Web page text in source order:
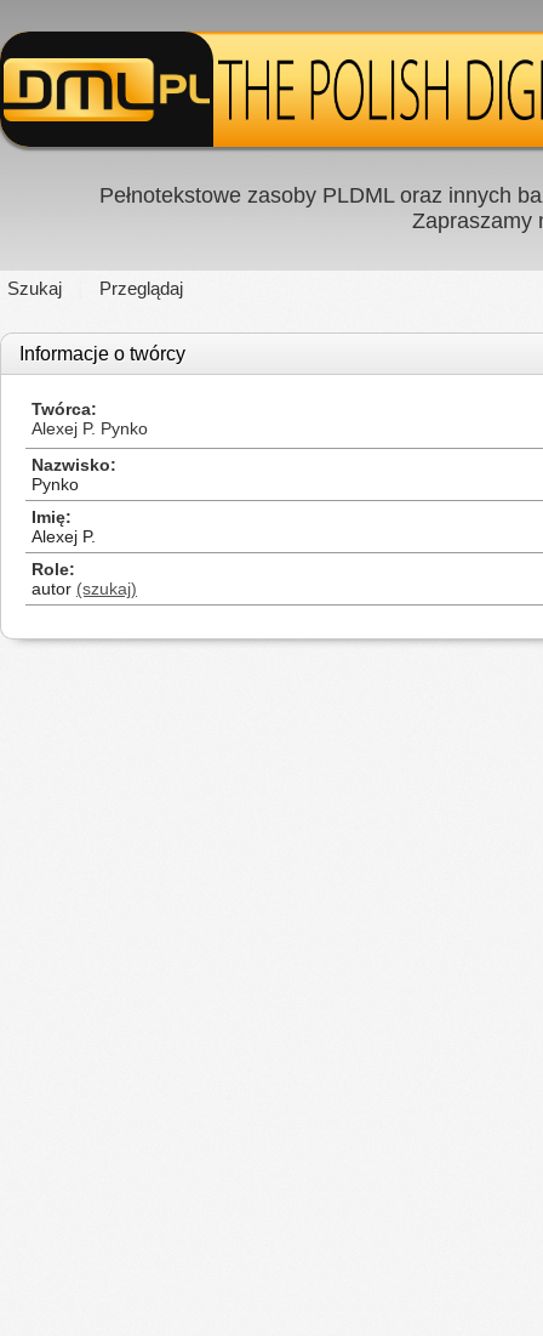
Pełnotekstowe zasoby PLDML oraz innych
Zapraszamy
Szukaj Przeglądaj
Informacje o twórcy
Twórca
Alexej P. Pynko
Nazwisko
Pynko
Imię
Alexej P.
Role
autor (szukaj)